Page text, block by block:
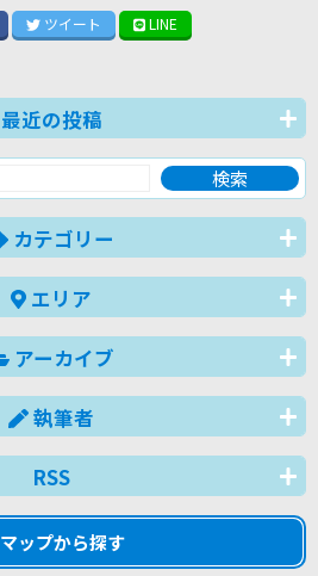
ツイート LINE
最近の投稿
カテゴリー
エリア
アーカイブ
執筆者
RSS
マップから探す